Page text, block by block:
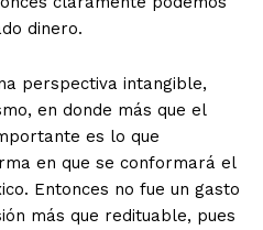
dinero.
perspectiva intangible,
en donde más que el
es lo que
en que se conformará el
Entonces no fue un gasto
más que redituable, pues